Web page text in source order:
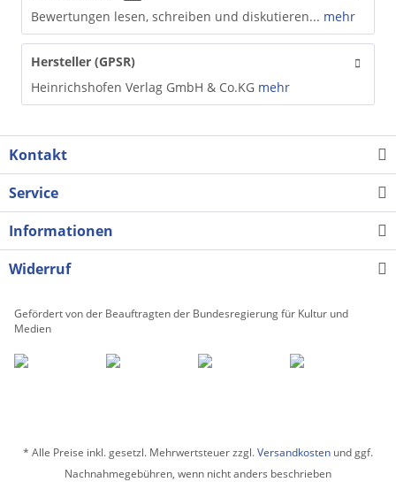
Bewertungen lesen, schreiben und diskutieren... mehr
Hersteller (GPSR)
Heinrichshofen Verlag GmbH & Co.KG mehr
Kontakt
Service
Informationen
Widerruf
Gefördert von der Beauftragten der Bundesregierung für Kultur und
Medien
* Alle Preise inkl. gesetzl. Mehrwertsteuer zzgl.Versandkosten und ggf.
Nachnahmegebühren, wenn nicht anders beschrieben